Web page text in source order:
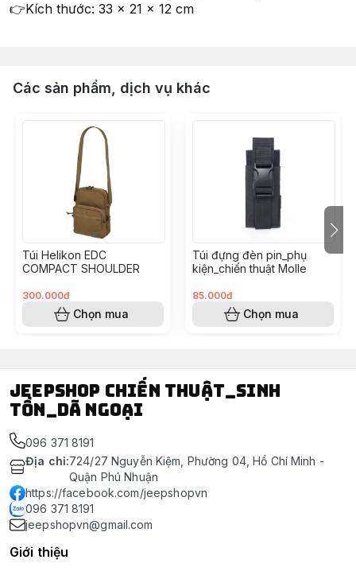
👉Kích thước: 33 x 21 x 12 cm
Các sản phẩm, dịch vụ khác
Túi Helikon EDC
COMPACT SHOULDER
300.000đ
Chọn mua
Túi đựng đèn pin_phụ
kiện_chiến thuật Molle
85.000đ
Chọn mua
Jeepshop chiến thuật_sinh
tồn_dã ngoại
096 371 8191
Địa chỉ:724/27 Nguyễn Kiệm, Phường 04, Hồ Chí Minh -
Quận Phú Nhuận
https://facebook.com/jeepshopvn
096 371 8191
jeepshopvn@gmail.com
Giới thiệu